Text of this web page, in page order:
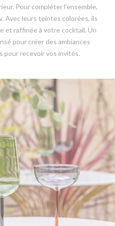
Pour compléter l’ensemble,
Avec leurs teintes colorées, ils
et raffinée à votre cocktail. Un
pour créer des ambiances
pour recevoir vos invités.